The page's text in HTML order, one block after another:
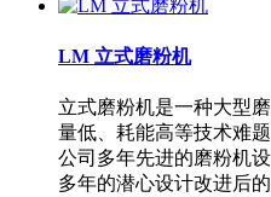
LM 立式磨粉机
立式磨粉机是一种大型
量低、耗能高等技术难
公司多年先进的磨粉机
多年的潜心设计改进后